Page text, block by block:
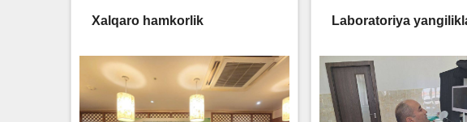
Xalqaro hamkorlik Laboratoriya